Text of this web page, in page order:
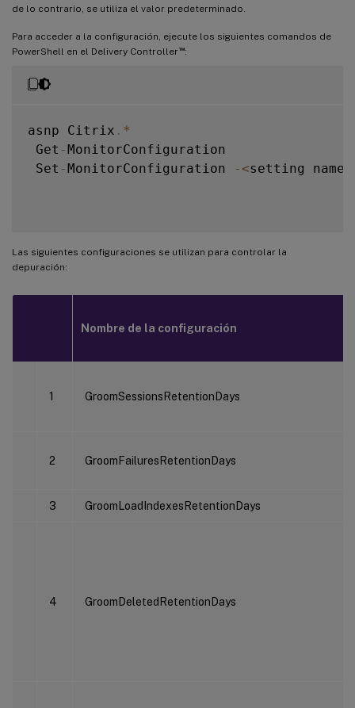
de lo contrario, se utiliza el valor predeterminado.
Para acceder a la configuración, ejecute los siguientes comandos de
PowerShell en el Delivery Controller™:
asnp Citrix . *
Get -MonitorConfiguration
Set -MonitorConfiguration - <setting name
Las siguientes configuraciones se utilizan para controlar la
depuración:
Nombre de la configuración
1 GroomSessionsRetentionDays
2 GroomFailuresRetentionDays
3 GroomLoadIndexesRetentionDays
4 GroomDeletedRetentionDays